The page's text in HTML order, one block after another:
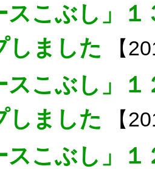
スこぶし」１
しました
【
スこぶし」１
しました
【
スこぶし」１